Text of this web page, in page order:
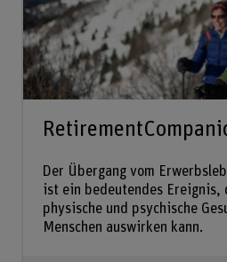
Der Übergang vom
ist ein bedeutendes Ereignis,
physische und psychische
Menschen auswirken kann.